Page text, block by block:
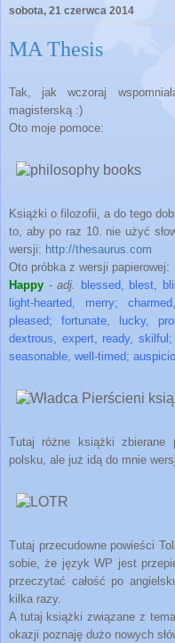
sobota, 21 czerwca 2014
MA Thesis
Tak, jak wczoraj
magisterską :)
Oto moje pomoce:
Książki o filozofii, a do tego
to, aby po raz 10. nie użyć
wersji: http://thesaurus.com
Oto próbka z wersji papierowej:
Happy -adj.
blessed, blest,
light-hearted, merry;
pleased; fortunate, lucky,
dextrous, expert, ready,
seasonable, well-timed;
Tutaj różne książki
polsku, ale już idą do mnie
Tutaj przecudowne powieści
sobie, że język WP jest
przeczytać całość po
kilka razy.
A tutaj książki związane z
okazji poznaję dużo nowych